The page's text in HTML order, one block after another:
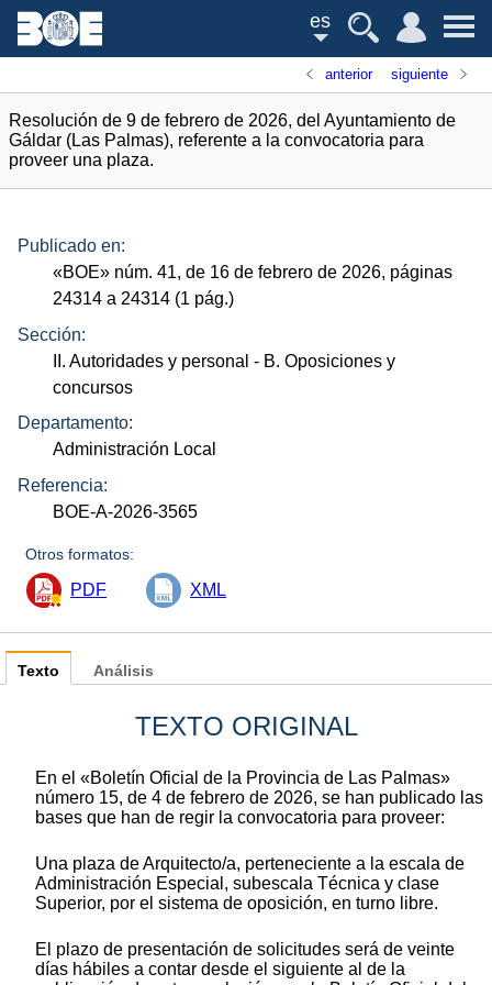
es
anterior siguiente
Resolución de 9 de febrero de 2026, del Ayuntamiento de
Gáldar (Las Palmas), referente a la convocatoria para
proveer una plaza.
Publicado en:
«BOE» núm. 41, de 16 de febrero de 2026, páginas
24314 a 24314 (1 pág.)
Sección:
II. Autoridades y personal - B. Oposiciones y
concursos
Departamento:
Administración Local
Referencia:
BOE-A-2026-3565
Otros formatos:
PDF XML
Texto
TEXTO ORIGINAL
En el «Boletín Oficial de la Provincia de Las Palmas»
número 15, de 4 de febrero de 2026, se han publicado las
bases que han de regir la convocatoria para proveer:
Una plaza de Arquitecto/a, perteneciente a la escala de
Administración Especial, subescala Técnica y clase
Superior, por el sistema de oposición, en turno libre.
El plazo de presentación de solicitudes será de veinte
días hábiles a contar desde el siguiente al de la
Análisis